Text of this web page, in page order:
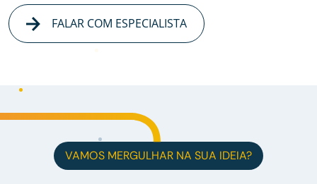
FALAR COM ESPECIALISTA
VAMOS MERGULHAR NA SUA IDEIA?